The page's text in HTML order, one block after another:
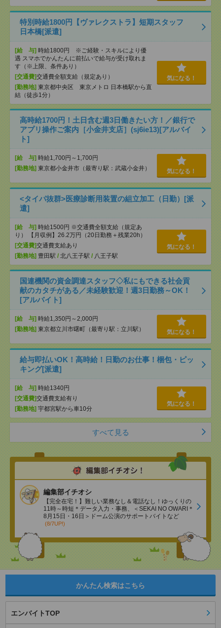
特別時給1800円【ヴァレクストラ】短期スタッフ
日本橋[派遣]
[給 与] 時給1800円 ※ご経験・スキルにより優
遇 スマホでかんたんに前払いで給与が受け取れま
す（※上限、条件あり）
[交通費]交通費全額支給（規定あり）
[勤務地] 東京都中央区 東京メトロ 日本橋駅から直
結（徒歩1分）
気になる！
高時給1700円！土日含む週3日働きたい方！／銀行で
アプリ操作ご案内［小金井支店］(sj6ie13)[アルバイ
ト]
[給 与] 時給1,700円～1,700円
[勤務地] 東京都小金井市（最寄り駅：武蔵小金井） 気になる！
<タイパ抜群>医療診断用装置の組立加工（日勤）[派
遣]
[給 与] 時給1500円 ※交通費全額支給（規定あ
り） 【月収例】26.2万円（20日勤務＋残業20h）
[交通費]交通費支給あり
[勤務地] 豊田駅 / 北八王子駅 / 八王子駅
気になる！
国連機関の資金調達スタッフ◇私にもできる社会貢
献のカタチがある／未経験歓迎！週3日勤務～OK！
[アルバイト]
[給 与] 時給1,350円～2,000円
[勤務地] 東京都立川市曙町（最寄り駅：立川駅） 気になる！
給与即払いOK！高時給！日勤のお仕事！梱包・ピッ
キング[派遣]
[給 与] 時給1340円
[交通費]交通費支給有り
[勤務地] 宇都宮駅から車10分
気になる！
すべて見る
編集部イチオシ
【完全在宅！】難しい業務なし＆電話なし！ゆっくりの
11時～時短＊データ入力・事務、＜SEKAI NO OWARI＊
8月15日・16日＞ドーム公演のサポートバイトなど
(8/7UP!)
かんたん検索はこちら
エンバイトTOP